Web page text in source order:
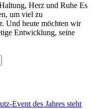
Herz und Ruhe Es
um viel zu
Und heute möchten wir
Entwicklung, seine
Event des Jahres steht